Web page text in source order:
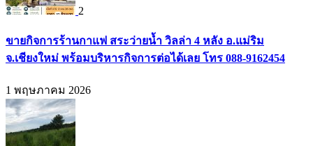
2
ขายกิจการร้านกาแฟ สระว่ายน้ำ วิลล่า 4 หลัง อ.แม่ริม
จ.เชียงใหม่ พร้อมบริหารกิจการต่อได้เลย โทร 088-9162454
1 พฤษภาคม 2026